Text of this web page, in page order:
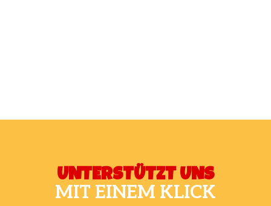
UNTERSTÜTZT UNS
MIT EINEM KLICK